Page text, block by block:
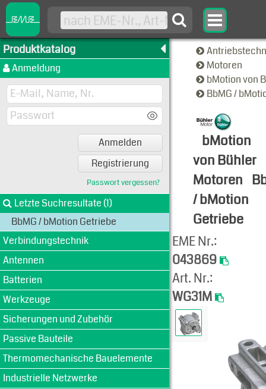
Produktkatalog
Anmeldung
Anmelden
Registrierung
Passwort vergessen?
Letzte Suchresultate (1)
BbMG / bMotion Getriebe
Verbindungstechnik
Antennen
Batterien
Werkzeuge
Sicherungen und Zubehör
Passive Bauteile
Thermomechanische Bauelemente
Industrielle Netzwerke
Motoren
bMotion von
BbMG /
bMotion
von Bühler
Motoren
/ bMotion
Getriebe
Produkt-
EME Nr.:
043869
Art. Nr.:
WG31M